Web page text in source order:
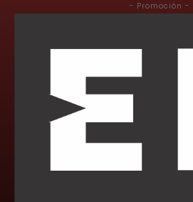
- Promoción -